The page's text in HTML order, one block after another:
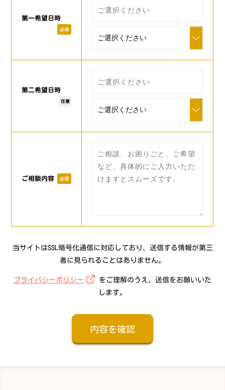
第一希望日時
必須
第二希望日時
任意
ご相談内容 必須
当サイトはSSL暗号化通信に対応しており、送信する情報が第三
者に見られることはありません。
プライバシーポリシー
をご理解のうえ、送信をお願いいた
します。